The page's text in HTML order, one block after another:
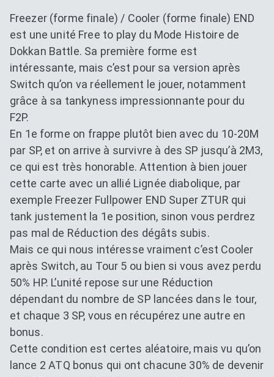
Freezer (forme finale) / Cooler (forme finale) END
est une unité Free to play du Mode Histoire de
Dokkan Battle. Sa première forme est
intéressante, mais c’est pour sa version après
Switch qu’on va réellement le jouer, notamment
grâce à sa tankyness impressionnante pour du
F2P.
En 1e forme on frappe plutôt bien avec du 10-20M
par SP, et on arrive à survivre à des SP jusqu’à 2M3,
ce qui est très honorable. Attention à bien jouer
cette carte avec un allié Lignée diabolique, par
exemple Freezer Fullpower END Super ZTUR qui
tank justement la 1e position, sinon vous perdrez
pas mal de Réduction des dégâts subis.
Mais ce qui nous intéresse vraiment c’est Cooler
après Switch, au Tour 5 ou bien si vous avez perdu
50% HP. L’unité repose sur une Réduction
dépendant du nombre de SP lancées dans le tour,
et chaque 3 SP, vous en récupérez une autre en
bonus.
Cette condition est certes aléatoire, mais vu qu’on
lance 2 ATQ bonus qui ont chacune 30% de devenir